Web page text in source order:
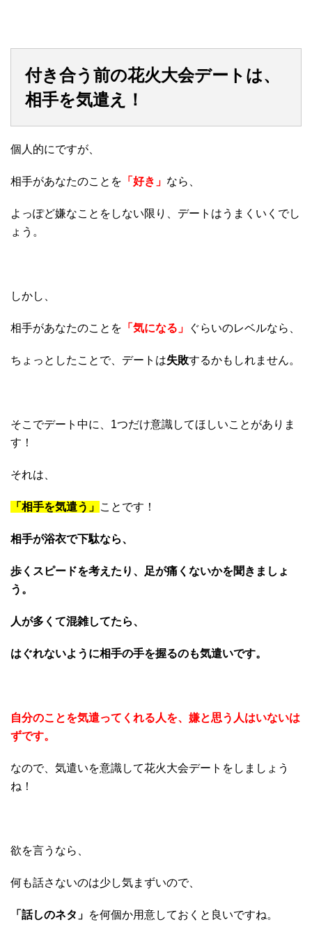
付き合う前の花火大会デートは、
相手を気遣え！
個人的にですが、
相手があなたのことを 「好き」 なら、
よっぽど嫌なことをしない限り、デートはうまくいくでし
ょう。
しかし、
相手があなたのことを 「気になる」 ぐらいのレベルなら、
ちょっとしたことで、デートは失敗するかもしれません。
そこでデート中に、1つだけ意識してほしいことがありま
す！
それは、
「相手を気遣う」 ことです！
相手が浴衣で下駄なら、
歩くスピードを考えたり、足が痛くないかを聞きましょ
う。
人が多くて混雑してたら、
はぐれないように相手の手を握るのも気遣いです。
自分のことを気遣ってくれる人を、嫌と思う人はいないは
ずです。
なので、気遣いを意識して花火大会デートをしましょう
ね！
欲を言うなら、
何も話さないのは少し気まずいので、
「話しのネタ」 を何個か用意しておくと良いですね。